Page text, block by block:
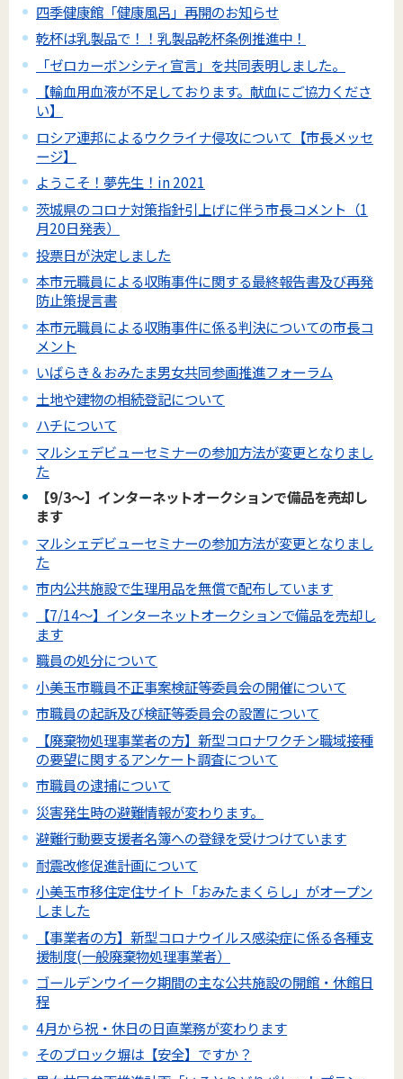
四季健康館「健康風呂」再開のお知らせ
乾杯は乳製品で！！乳製品乾杯条例推進中！
「ゼロカーボンシティ宣言」を共同表明しました。
【輸血用血液が不足しております。献血にご協力くださ
い】
ロシア連邦によるウクライナ侵攻について【市長メッセ
ージ】
ようこそ！夢先生！in 2021
茨城県のコロナ対策指針引上げに伴う市長コメント（1
月20日発表）
投票日が決定しました
本市元職員による収賄事件に関する最終報告書及び再発
防止策提言書
本市元職員による収賄事件に係る判決についての市長コ
メント
いばらき＆おみたま男女共同参画推進フォーラム
土地や建物の相続登記について
ハチについて
マルシェデビューセミナーの参加方法が変更となりまし
た
【9/3～】インターネットオークションで備品を売却し
ます
マルシェデビューセミナーの参加方法が変更となりまし
た
市内公共施設で生理用品を無償で配布しています
【7/14～】インターネットオークションで備品を売却し
ます
職員の処分について
小美玉市職員不正事案検証等委員会の開催について
市職員の起訴及び検証等委員会の設置について
【廃棄物処理事業者の方】新型コロナワクチン職域接種
の要望に関するアンケート調査について
市職員の逮捕について
災害発生時の避難情報が変わります。
避難行動要支援者名簿への登録を受けつけています
耐震改修促進計画について
小美玉市移住定住サイト「おみたまくらし」がオープン
しました
【事業者の方】新型コロナウイルス感染症に係る各種支
援制度(一般廃棄物処理事業者）
ゴールデンウイーク期間の主な公共施設の開館・休館日
程
4月から祝・休日の日直業務が変わります
そのブロック塀は【安全】ですか？